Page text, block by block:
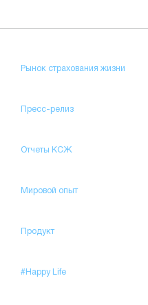
Рынок страхования жизни
Пресс-релиз
Отчеты КСЖ
Мировой опыт
Продукт
#Happy Life